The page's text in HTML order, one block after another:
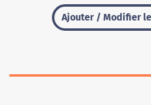
Ajouter / Modifier